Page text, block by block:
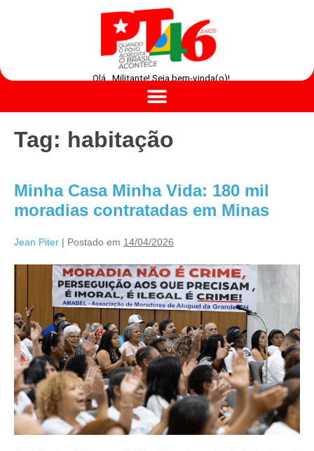
Olá , Militante! Seja bem-vinda(o)!
Tag: habitação
Minha Casa Minha Vida: 180 mil
moradias contratadas em Minas
Jean Piter | Postado em 14/04/2026